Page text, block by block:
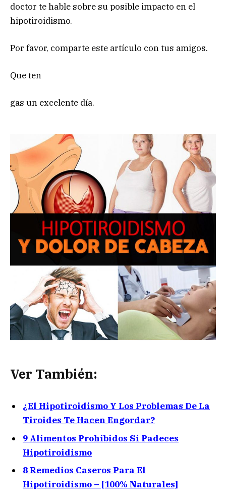
doctor te hable sobre su posible impacto en el
hipotiroidismo.
Por favor, comparte este artículo con tus amigos.
Que ten
gas un excelente día.
Ver También:
¿El Hipotiroidismo Y Los Problemas De La
Tiroides Te Hacen Engordar?
9 Alimentos Prohibidos Si Padeces
Hipotiroidismo
8 Remedios Caseros Para El
Hipotiroidismo – [100% Naturales]